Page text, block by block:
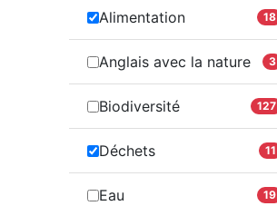
Alimentation 18
Anglais avec la nature 3
Biodiversité 127
Déchets 11
Eau 19